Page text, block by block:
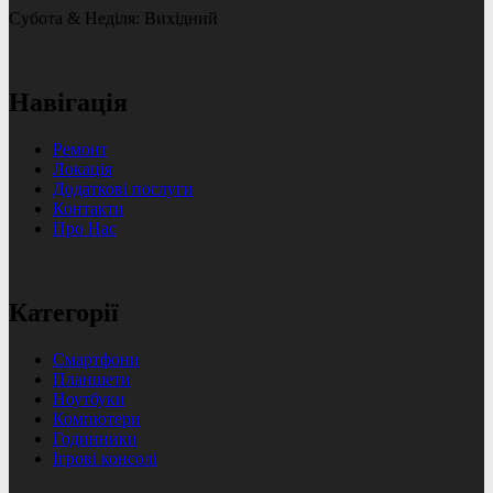
Субота & Неділя: Вихідний
Навігація
Ремонт
Локація
Додаткові послуги
Контакти
Про Нас
Категорії
Смартфони
Планшети
Ноутбуки
Компютери
Годинники
Ігрові консолі